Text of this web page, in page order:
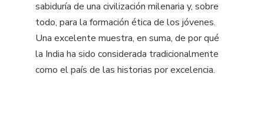
sabiduría de una civilización milenaria y, sobre
todo, para la formación ética de los jóvenes.
Una excelente muestra, en suma, de por qué
la India ha sido considerada tradicionalmente
como el país de las historias por excelencia.